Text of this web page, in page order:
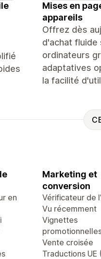
Mises en
appareils
Offrez dès
d'achat
ordinateurs
adaptatives
la facilité
en
Marketing et
conversion
Vérificateur de
Vu récemment
Vignettes
Vente croisée
Traductions UE